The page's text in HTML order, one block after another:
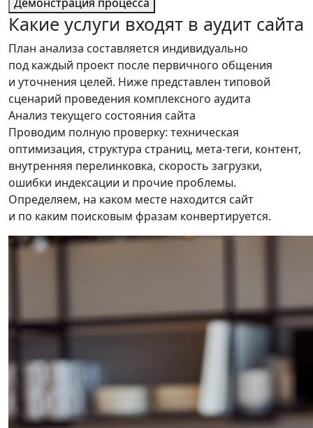
Какие услуги входят в аудит сайта
План анализа составляется индивидуально
под каждый проект после первичного общения
и уточнения целей. Ниже представлен типовой
сценарий проведения комплексного аудита
Анализ текущего состояния сайта
Проводим полную проверку: техническая
оптимизация, структура страниц, мета-теги, контент,
внутренняя перелинковка, скорость загрузки,
ошибки индексации и прочие проблемы.
Определяем, на каком месте находится сайт
и по каким поисковым фразам конвертируется.